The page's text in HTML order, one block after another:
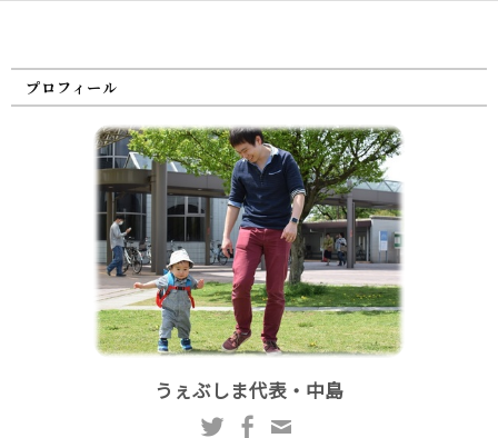
プロフィール
うぇぶしま代表・中島